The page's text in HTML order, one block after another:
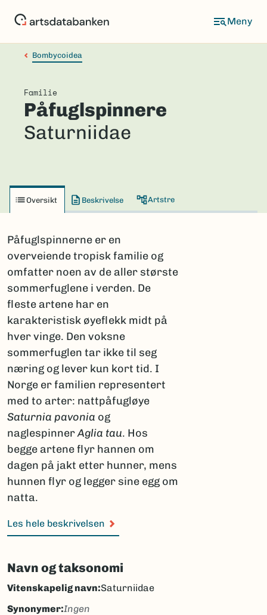
Bombycoidea
Familie
Påfuglspinnere
Saturniidae
Oversikt Beskrivelse Artstre
Påfuglspinnerne er en
overveiende tropisk familie og
omfatter noen av de aller største
sommerfuglene i verden. De
fleste artene har en
karakteristisk øyeflekk midt på
hver vinge. Den voksne
sommerfuglen tar ikke til seg
næring og lever kun kort tid. I
Norge er familien representert
med to arter: nattpåfugløye
Saturnia pavonia og
naglespinnerAglia tau. Hos
begge artene flyr hannen om
dagen på jakt etter hunner, mens
hunnen flyr og legger sine egg om
natta.
Les hele beskrivelsen
Navn og taksonomi
Vitenskapelig navn:Saturniidae
Synonymer:Ingen